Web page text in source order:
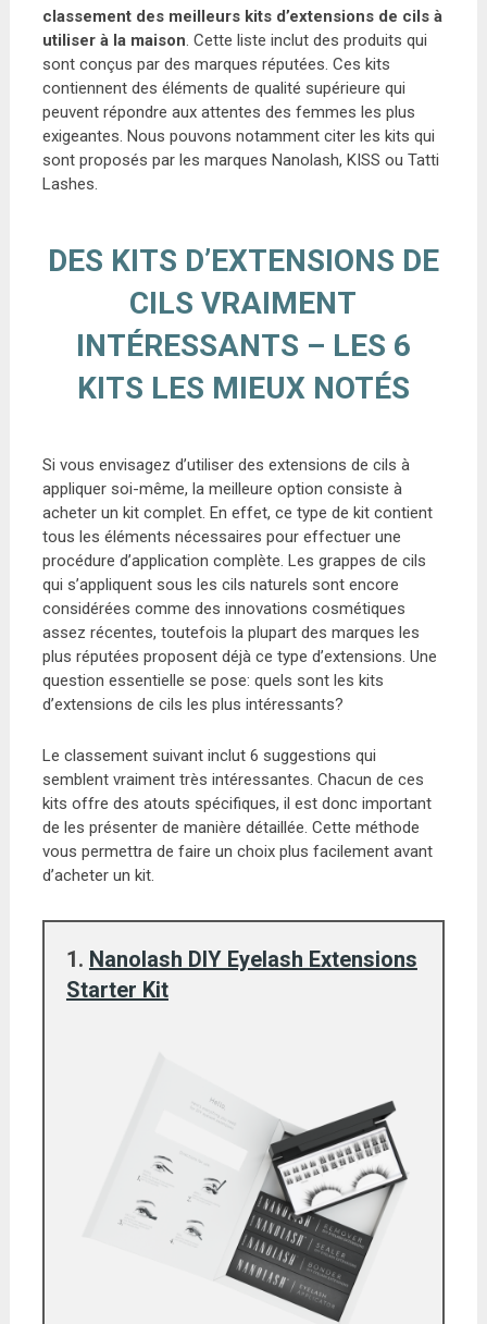
classement des meilleurs kits d’extensions de cils à
utiliser à la maison. Cette liste inclut des produits qui
sont conçus par des marques réputées. Ces kits
contiennent des éléments de qualité supérieure qui
peuvent répondre aux attentes des femmes les plus
exigeantes. Nous pouvons notamment citer les kits qui
sont proposés par les marques Nanolash, KISS ou Tatti
Lashes.
DES KITS D’EXTENSIONS DE
CILS VRAIMENT
INTÉRESSANTS – LES 6
KITS LES MIEUX NOTÉS
Si vous envisagez d’utiliser des extensions de cils à
appliquer soi-même, la meilleure option consiste à
acheter un kit complet. En effet, ce type de kit contient
tous les éléments nécessaires pour effectuer une
procédure d’application complète. Les grappes de cils
qui s’appliquent sous les cils naturels sont encore
considérées comme des innovations cosmétiques
assez récentes, toutefois la plupart des marques les
plus réputées proposent déjà ce type d’extensions. Une
question essentielle se pose: quels sont les kits
d’extensions de cils les plus intéressants?
Le classement suivant inclut 6 suggestions qui
semblent vraiment très intéressantes. Chacun de ces
kits offre des atouts spécifiques, il est donc important
de les présenter de manière détaillée. Cette méthode
vous permettra de faire un choix plus facilement avant
d’acheter un kit.
1. Nanolash DIY Eyelash Extensions
Starter Kit